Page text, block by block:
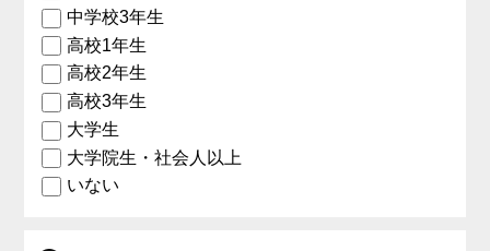
中学校3年生
高校1年生
高校2年生
高校3年生
大学生
大学院生・社会人以上
いない